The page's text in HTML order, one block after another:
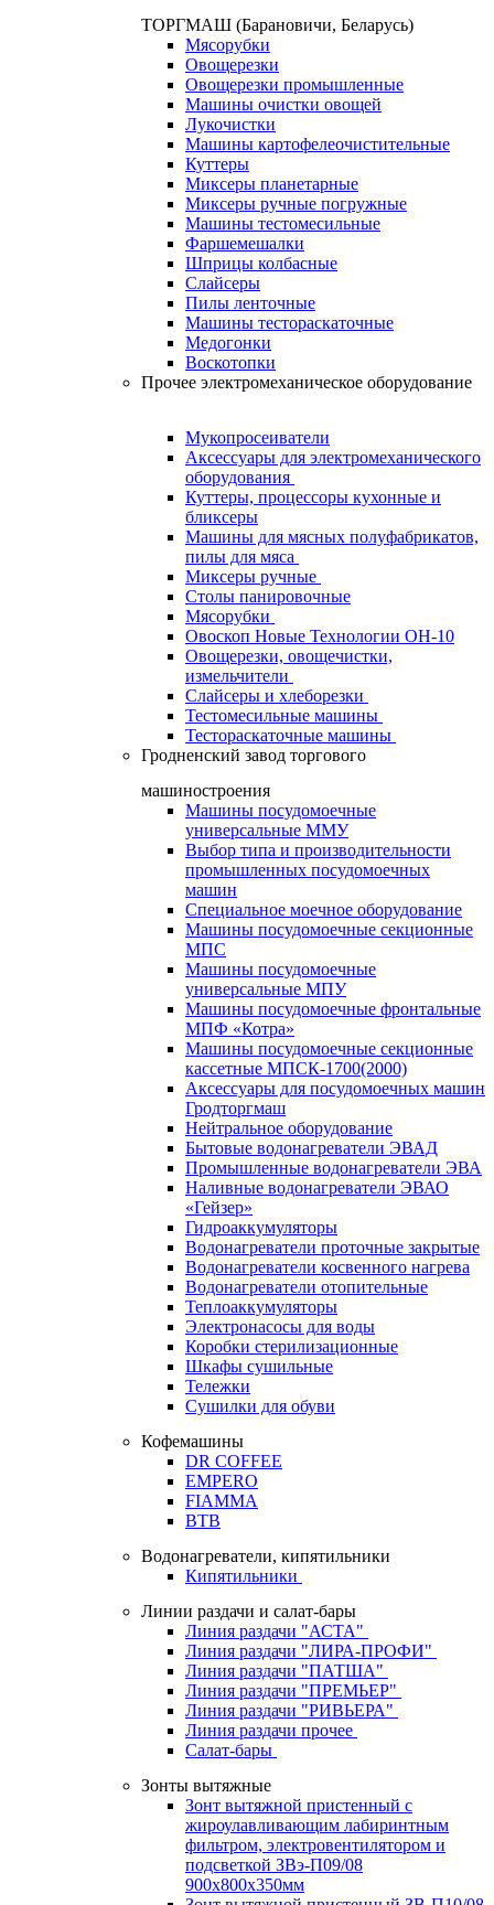
ТОРГМАШ (Барановичи, Беларусь)
Мясорубки
Овощерезки
Овощерезки промышленные
Машины очистки овощей
Лукочистки
Машины картофелеочистительные
Куттеры
Миксеры планетарные
Миксеры ручные погружные
Машины тестомесильные
Фаршемешалки
Шприцы колбасные
Слайсеры
Пилы ленточные
Машины тестораскаточные
Медогонки
Воскотопки
Прочее электромеханическое оборудование
Мукопросеиватели
Аксессуары для электромеханического
оборудования
Куттеры, процессоры кухонные и
бликсеры
Машины для мясных полуфабрикатов,
пилы для мяса
Миксеры ручные
Столы панировочные
Мясорубки
Овоскоп Новые Технологии ОН-10
Овощерезки, овощечистки,
измельчители
Слайсеры и хлеборезки
Тестомесильные машины
Тестораскаточные машины
Гродненский завод торгового
машиностроения
Машины посудомоечные
универсальные ММУ
Выбор типа и производительности
промышленных посудомоечных
машин
Специальное моечное оборудование
Машины посудомоечные секционные
МПС
Машины посудомоечные
универсальные МПУ
Машины посудомоечные фронтальные
МПФ «Котра»
Машины посудомоечные секционные
кассетные МПСК-1700(2000)
Аксессуары для посудомоечных машин
Гродторгмаш
Нейтральное оборудование
Бытовые водонагреватели ЭВАД
Промышленные водонагреватели ЭВА
Наливные водонагреватели ЭВАО
«Гейзер»
Гидроаккумуляторы
Водонагреватели проточные закрытые
Водонагреватели косвенного нагрева
Водонагреватели отопительные
Теплоаккумуляторы
Электронасосы для воды
Коробки стерилизационные
Шкафы сушильные
Тележки
Сушилки для обуви
Кофемашины
DR COFFEE
EMPERO
FIAMMA
BTB
Водонагреватели, кипятильники
Кипятильники
Линии раздачи и салат-бары
Линия раздачи "АСТА"
Линия раздачи "ЛИРА-ПРОФИ"
Линия раздачи "ПАТША"
Линия раздачи "ПРЕМЬЕР"
Линия раздачи "РИВЬЕРА"
Линия раздачи прочее
Салат-бары
Зонты вытяжные
Зонт вытяжной пристенный с
жироулавливающим лабиринтным
фильтром, электровентилятором и
подсветкой ЗВэ-П09/08
900х800х350мм